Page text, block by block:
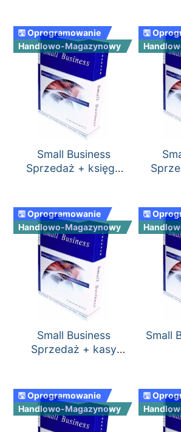
🖫 Oprogramowanie
Handlowo-Magazynowy
Small Business
Sprzedaż + księga
🖫
🖫 Oprogramowanie
Handlowo-Magazynowy
Small Business
Sprzedaż + kasy
🖫
Small
🖫 Oprogramowanie
Handlowo-Magazynowy
🖫